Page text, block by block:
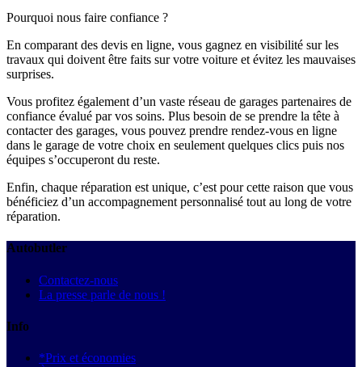
Pourquoi nous faire confiance ?
En comparant des devis en ligne, vous gagnez en visibilité sur les
travaux qui doivent être faits sur votre voiture et évitez les mauvaises
surprises.
Vous profitez également d’un vaste réseau de garages partenaires de
confiance évalué par vos soins. Plus besoin de se prendre la tête à
contacter des garages, vous pouvez prendre rendez-vous en ligne
dans le garage de votre choix en seulement quelques clics puis nos
équipes s’occuperont du reste.
Enfin, chaque réparation est unique, c’est pour cette raison que vous
bénéficiez d’un accompagnement personnalisé tout au long de votre
réparation.
Autobutler
Contactez-nous
La presse parle de nous !
Info
*Prix et économies